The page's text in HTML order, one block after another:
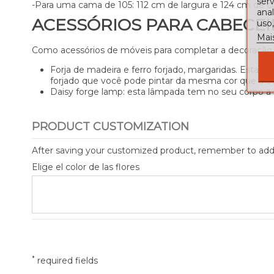
-Para uma cama de 105: 112 cm de largura e 124 cm de
ACESSÓRIOS PARA
Como acessórios de móveis para completar a
Forja de madeira e ferro forjado, margaridas. Esta
forjado que você pode pintar da mesma cor que a
Daisy forge lamp: esta lâmpada tem no seu corpo
PRODUCT CUSTOMIZATION
After saving your customized product, remember to
Elige el color de las flores
* required fields